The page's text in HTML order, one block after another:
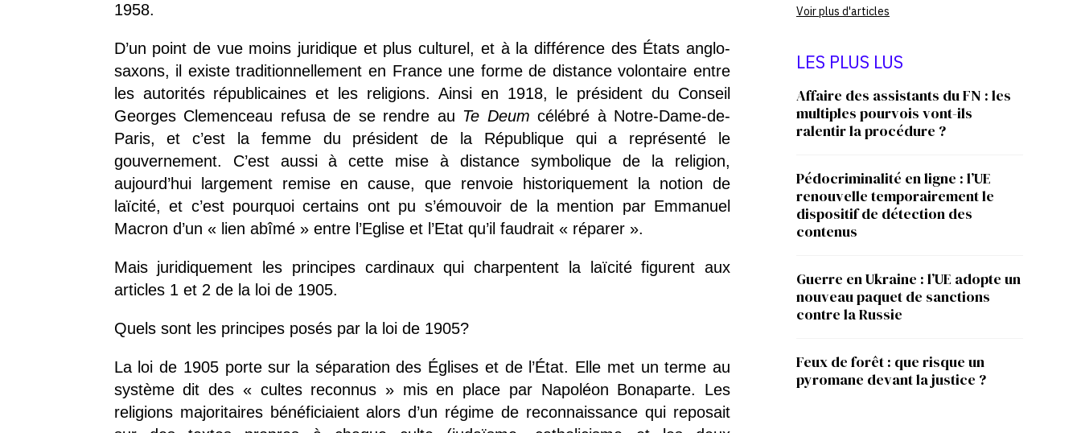
1958.
D’un point de vue moins juridique et plus culturel, et à la différence des États anglo-
saxons, il existe traditionnellement en France une forme de distance volontaire entre
les autorités républicaines et les religions. Ainsi en 1918, le président du Conseil
Georges Clemenceau refusa de se rendre au Te Deum célébré à Notre-Dame-de-
Paris, et c’est la femme du président de la République qui a représenté le
gouvernement. C’est aussi à cette mise à distance symbolique de la religion,
aujourd’hui largement remise en cause, que renvoie historiquement la notion de
laïcité, et c’est pourquoi certains ont pu s’émouvoir de la mention par Emmanuel
Macron d’un « lien abîmé » entre l’Eglise et l’Etat qu’il faudrait « réparer ».
Mais juridiquement les principes cardinaux qui charpentent la laïcité figurent aux
articles 1 et 2 de la loi de 1905.
Quels sont les principes posés par la loi de 1905?
La loi de 1905 porte sur la séparation des Églises et de l’État. Elle met un terme au
système dit des « cultes reconnus » mis en place par Napoléon Bonaparte. Les
religions majoritaires bénéficiaient alors d’un régime de reconnaissance qui reposait
Voir plus d'articles
LES PLUS LUS
Affaire des assistants du FN : les
multiples pourvois vont-ils
ralentir la procédure ?
Pédocriminalité en ligne : l’UE
renouvelle temporairement le
dispositif de détection des
contenus
Guerre en Ukraine : l’UE adopte un
nouveau paquet de sanctions
contre la Russie
Feux de forêt : que risque un
pyromane devant la justice ?